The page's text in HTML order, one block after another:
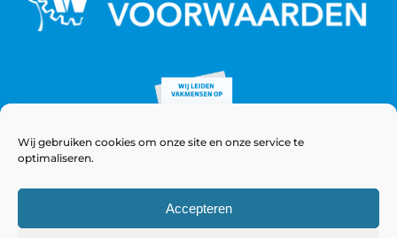
Wij gebruiken cookies om onze site en onze service te
optimaliseren.
Accepteren